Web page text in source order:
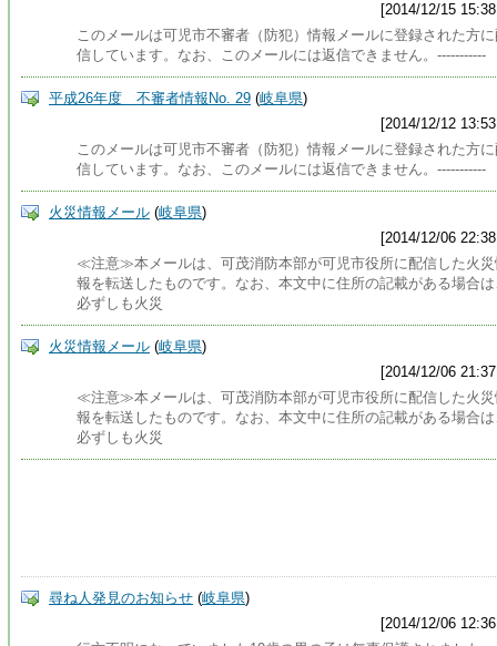
[2014/12/15
このメールは可児市不審者（防犯）情報メールに登録された方
信しています。なお、このメールには返信できません。-----------
平成26年度 不審者情報No. 29 (岐阜県)
[2014/12/12
このメールは可児市不審者（防犯）情報メールに登録された方
信しています。なお、このメールには返信できません。-----------
火災情報メール (岐阜県)
[2014/12/06
≪注意≫本メールは、可茂消防本部が可児市役所に配信した火災
報を転送したものです。なお、本文中に住所の記載がある場合
必ずしも火災
火災情報メール (岐阜県)
[2014/12/06
≪注意≫本メールは、可茂消防本部が可児市役所に配信した火災
報を転送したものです。なお、本文中に住所の記載がある場合
必ずしも火災
尋ね人発見のお知らせ (岐阜県)
[2014/12/06